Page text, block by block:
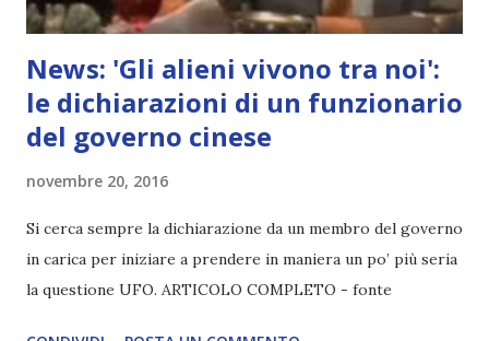
News: 'Gli alieni vivono tra noi':
le dichiarazioni di un funzionario
del governo cinese
novembre 20, 2016
Si cerca sempre la dichiarazione da un membro del governo
in carica per iniziare a prendere in maniera un po’ più seria
la questione UFO. ARTICOLO COMPLETO - fonte